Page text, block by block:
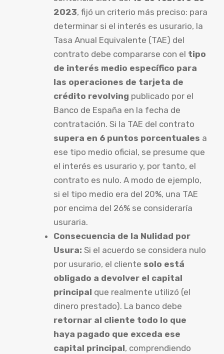
2023, fijó un criterio más preciso: para
determinar si el interés es usurario, la
Tasa Anual Equivalente (TAE) del
contrato debe compararse con el tipo
de interés medio específico para
las operaciones de tarjeta de
crédito revolving publicado por el
Banco de España en la fecha de
contratación. Si la TAE del contrato
supera en 6 puntos porcentuales a
ese tipo medio oficial, se presume que
el interés es usurario y, por tanto, el
contrato es nulo. A modo de ejemplo,
si el tipo medio era del 20%, una TAE
por encima del 26% se consideraría
usuraria.
Consecuencia de la Nulidad por
Usura: Si el acuerdo se considera nulo
por usurario, el cliente solo está
obligado a devolver el capital
principal que realmente utilizó (el
dinero prestado). La banco debe
retornar al cliente todo lo que
haya pagado que exceda ese
capital principal, comprendiendo